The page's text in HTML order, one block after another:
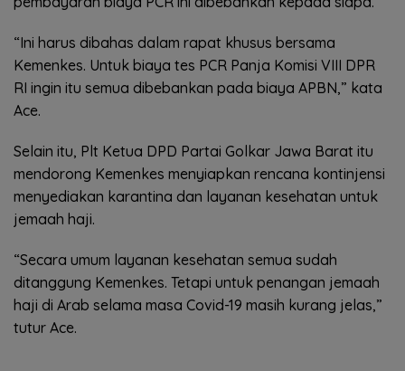
“Ini harus dibahas dalam rapat khusus bersama
Kemenkes. Untuk biaya tes PCR Panja Komisi VIII DPR
RI ingin itu semua dibebankan pada biaya APBN,” kata
Ace.
Selain itu, Plt Ketua DPD Partai Golkar Jawa Barat itu
mendorong Kemenkes menyiapkan rencana kontinjensi
menyediakan karantina dan layanan kesehatan untuk
jemaah haji.
“Secara umum layanan kesehatan semua sudah
ditanggung Kemenkes. Tetapi untuk penangan jemaah
haji di Arab selama masa Covid-19 masih kurang jelas,”
tutur Ace.